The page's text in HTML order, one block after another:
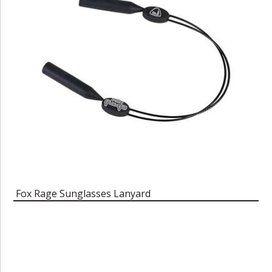
Fox Rage Sunglasses Lanyard